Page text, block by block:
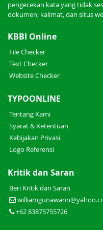
pengecekan kata yang tidak
dokumen, kalimat, dan situs
KBBI Online
File Checker
Text Checker
Website Checker
TYPOONLINE
Tentang Kami
Syarat & Ketentuan
Kebijakan Privasi
Logo Referensi
Kritik dan Saran
Beri Kritik dan Saran
+62 83875755726